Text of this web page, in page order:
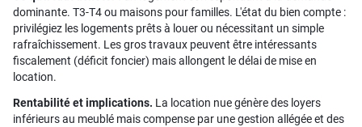
dominante. T3-T4 ou maisons pour familles. L'état du bien compte :
privilégiez les logements prêts à louer ou nécessitant un simple
rafraîchissement. Les gros travaux peuvent être intéressants
fiscalement (déficit foncier) mais allongent le délai de mise en
location.
Rentabilité et implications. La location nue génère des loyers
inférieurs au meublé mais compense par une gestion allégée et des